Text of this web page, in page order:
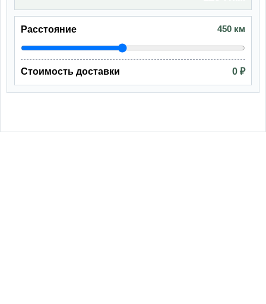
Расстояние 450 км
Стоимость доставки 0 ₽